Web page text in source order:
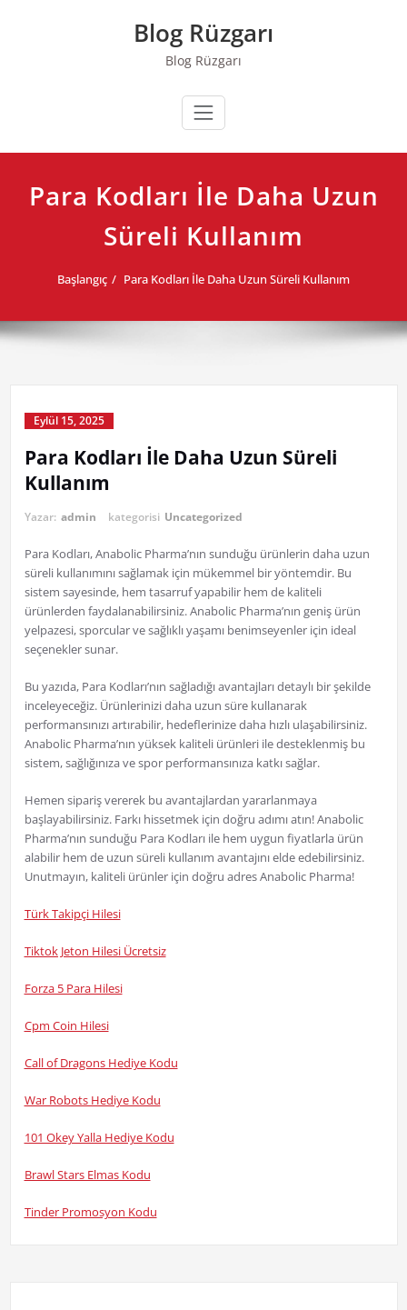
Blog Rüzgarı
Blog Rüzgarı
Para Kodları İle Daha Uzun
Süreli Kullanım
Başlangıç Para Kodları İle Daha Uzun Süreli Kullanım
Eylül 15, 2025
Para Kodları İle Daha Uzun Süreli
Kullanım
Yazar: admin kategorisi Uncategorized
Para Kodları, Anabolic Pharma’nın sunduğu ürünlerin daha uzun
süreli kullanımını sağlamak için mükemmel bir yöntemdir. Bu
sistem sayesinde, hem tasarruf yapabilir hem de kaliteli
ürünlerden faydalanabilirsiniz. Anabolic Pharma’nın geniş ürün
yelpazesi, sporcular ve sağlıklı yaşamı benimseyenler için ideal
seçenekler sunar.
Bu yazıda, Para Kodları’nın sağladığı avantajları detaylı bir şekilde
inceleyeceğiz. Ürünlerinizi daha uzun süre kullanarak
performansınızı artırabilir, hedeflerinize daha hızlı ulaşabilirsiniz.
Anabolic Pharma’nın yüksek kaliteli ürünleri ile desteklenmiş bu
sistem, sağlığınıza ve spor performansınıza katkı sağlar.
Hemen sipariş vererek bu avantajlardan yararlanmaya
başlayabilirsiniz. Farkı hissetmek için doğru adımı atın! Anabolic
Pharma’nın sunduğu Para Kodları ile hem uygun fiyatlarla ürün
alabilir hem de uzun süreli kullanım avantajını elde edebilirsiniz.
Unutmayın, kaliteli ürünler için doğru adres Anabolic Pharma!
Türk Takipçi Hilesi
Tiktok Jeton Hilesi Ücretsiz
Forza 5 Para Hilesi
Cpm Coin Hilesi
Call of Dragons Hediye Kodu
War Robots Hediye Kodu
101 Okey Yalla Hediye Kodu
Brawl Stars Elmas Kodu
Tinder Promosyon Kodu